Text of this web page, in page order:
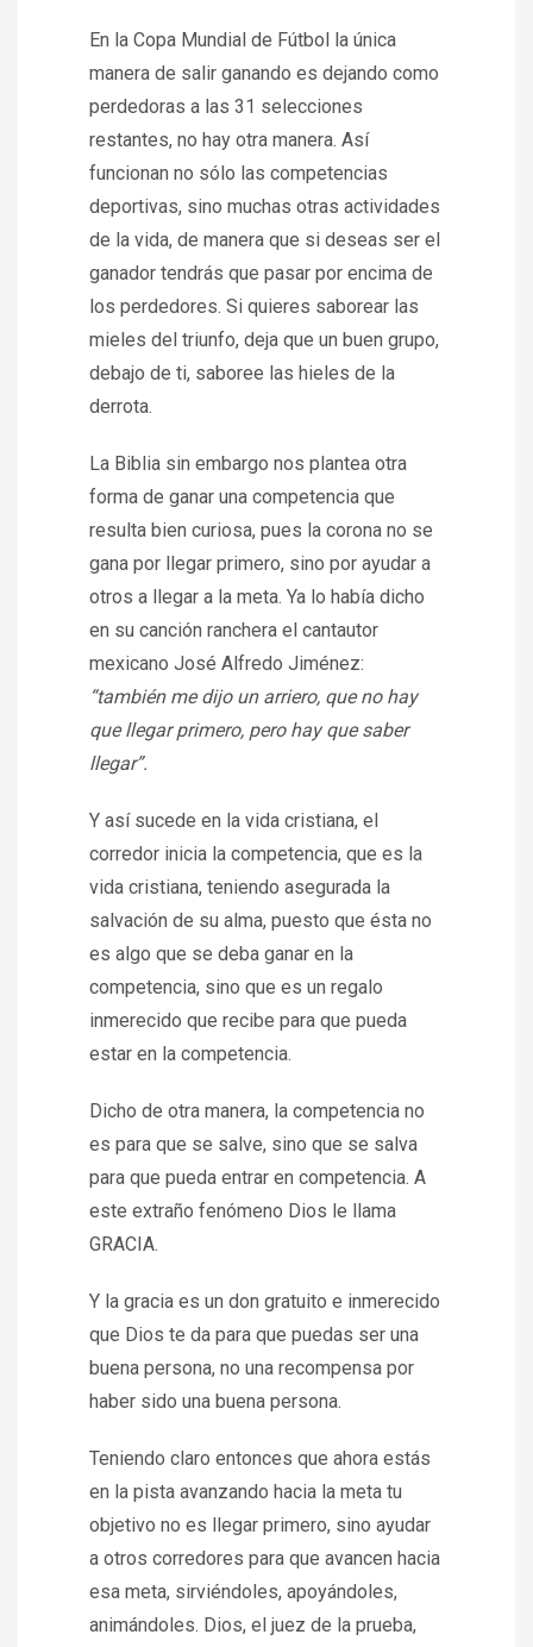
En la Copa Mundial de Fútbol la única
manera de salir ganando es dejando como
perdedoras a las 31 selecciones
restantes, no hay otra manera. Así
funcionan no sólo las competencias
deportivas, sino muchas otras actividades
de la vida, de manera que si deseas ser el
ganador tendrás que pasar por encima de
los perdedores. Si quieres saborear las
mieles del triunfo, deja que un buen grupo,
debajo de ti, saboree las hieles de la
derrota.
La Biblia sin embargo nos plantea otra
forma de ganar una competencia que
resulta bien curiosa, pues la corona no se
gana por llegar primero, sino por ayudar a
otros a llegar a la meta. Ya lo había dicho
en su canción ranchera el cantautor
mexicano José Alfredo Jiménez:
“también me dijo un arriero, que no hay
que llegar primero, pero hay que saber
llegar”.
Y así sucede en la vida cristiana, el
corredor inicia la competencia, que es la
vida cristiana, teniendo asegurada la
salvación de su alma, puesto que ésta no
es algo que se deba ganar en la
competencia, sino que es un regalo
inmerecido que recibe para que pueda
estar en la competencia.
Dicho de otra manera, la competencia no
es para que se salve, sino que se salva
para que pueda entrar en competencia. A
este extraño fenómeno Dios le llama
GRACIA.
Y la gracia es un don gratuito e inmerecido
que Dios te da para que puedas ser una
buena persona, no una recompensa por
haber sido una buena persona.
Teniendo claro entonces que ahora estás
en la pista avanzando hacia la meta tu
objetivo no es llegar primero, sino ayudar
a otros corredores para que avancen hacia
esa meta, sirviéndoles, apoyándoles,
animándoles. Dios, el juez de la prueba,